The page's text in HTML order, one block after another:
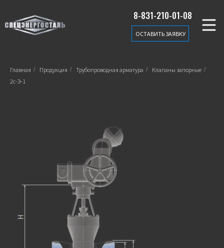
8-831-210-01-08
ОСТАВИТЬ ЗАЯВКУ
Главная / Продукция / Трубопроводная арматура / Клапаны запорные /
2с-Э-1